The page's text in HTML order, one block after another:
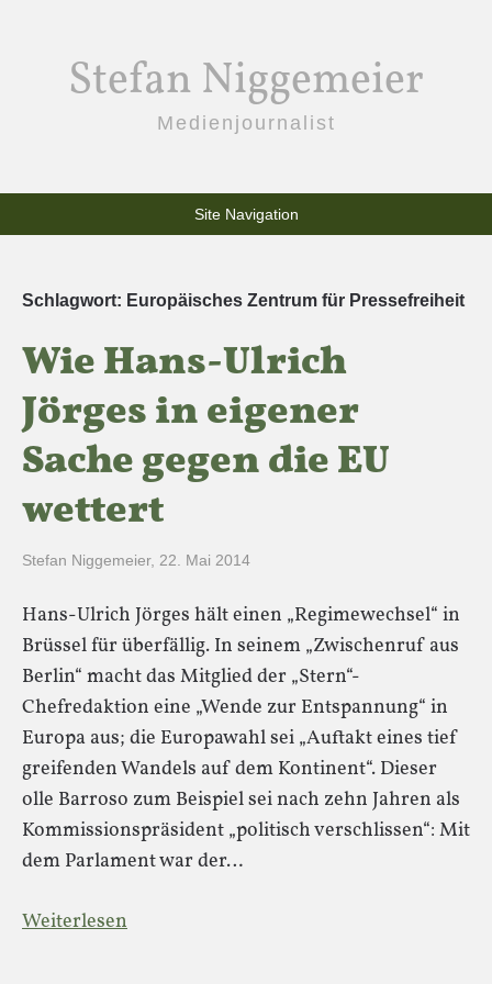
Stefan Niggemeier
Medienjournalist
Site Navigation
Schlagwort: Europäisches Zentrum für Pressefreiheit
Wie Hans-Ulrich
Jörges in eigener
Sache gegen die EU
wettert
Stefan Niggemeier, 22. Mai 2014
Hans-Ulrich Jörges hält einen „Regimewechsel“ in
Brüssel für überfällig. In seinem „Zwischenruf aus
Berlin“ macht das Mitglied der „Stern“-
Chefredaktion eine „Wende zur Entspannung“ in
Europa aus; die Europawahl sei „Auftakt eines tief
greifenden Wandels auf dem Kontinent“. Dieser
olle Barroso zum Beispiel sei nach zehn Jahren als
Kommissionspräsident „politisch verschlissen“: Mit
dem Parlament war der…
Weiterlesen